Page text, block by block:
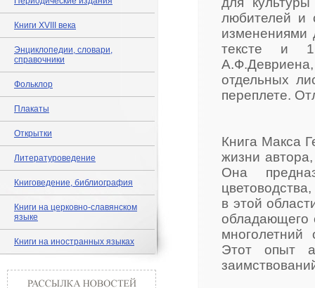
Книги XVIII века
Энциклопедии, словари,
справочники
Фольклор
Плакаты
Открытки
Литературоведение
Книговедение, библиография
Книги на церковно-славянском
языке
Книги на иностранных языках
любителей и
изменениями
тексте и
А.Ф.Девриена,
отдельных
переплете.
Книга Макса
жизни
Она
в этой
обладающего
Этот опыт